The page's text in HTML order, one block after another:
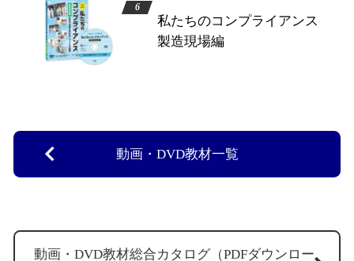
私たちのコンプライアンス
製造現場編
動画・DVD教材一覧
動画・DVD教材総合カタログ（PDFダウンロー